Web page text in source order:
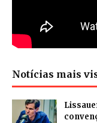
Notícias mais